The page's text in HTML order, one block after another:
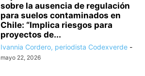
sobre la ausencia de regulación
para suelos contaminados en
Chile: “Implica riesgos para
proyectos de...
Ivannia Cordero, periodista Codexverde -
mayo 22, 2026